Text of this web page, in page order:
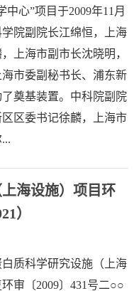
心”项目于2009年11月
院副院长江绵恒，上海
上海市副市长沈晓明，
市委副秘书长、浦东新
奠基装置。中科院副院
区委书记徐麟，上海市
海设施）项目环
）
质科学研究设施（上海
审〔2009〕431号二○○